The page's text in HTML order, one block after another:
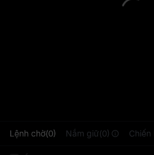
Lệnh chờ(0) Nắm giữ(0) Chiến